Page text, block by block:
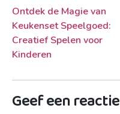
Berichtnavigatie
Ontdek de Magie van
Keukenset Speelgoed:
Creatief Spelen voor
Kinderen
Geef een reactie